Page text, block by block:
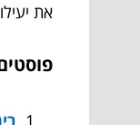
את